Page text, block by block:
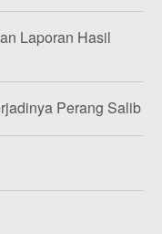
Laporan Hasil
Perang Salib